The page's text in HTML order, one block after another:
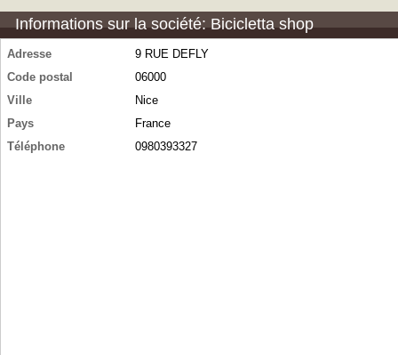
Informations sur la société: Bicicletta shop
Adresse
9 RUE DEFLY
Code postal
06000
Ville
Nice
Pays
France
Téléphone
0980393327